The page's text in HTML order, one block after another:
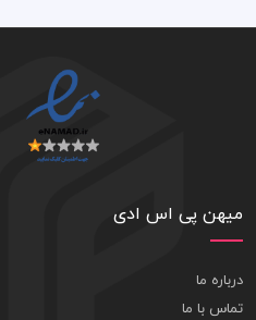
میهن پی اس ادی
درباره ما
تماس با ما